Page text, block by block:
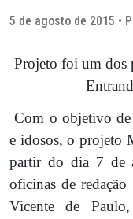
5 de agosto de 2015 •
Projeto foi um dos
Com o objetivo de
e idosos, o projeto
partir do dia 7 de
oficinas de
Vicente de